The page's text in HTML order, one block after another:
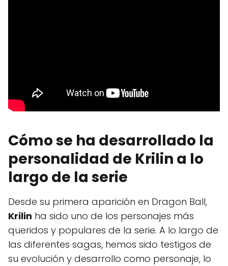
Cómo se ha desarrollado la
personalidad de Krilin a lo
largo de la serie
Desde su primera aparición en Dragon Ball,
Krilin ha sido uno de los personajes más
queridos y populares de la serie. A lo largo de
las diferentes sagas, hemos sido testigos de
su evolución y desarrollo como personaje, lo